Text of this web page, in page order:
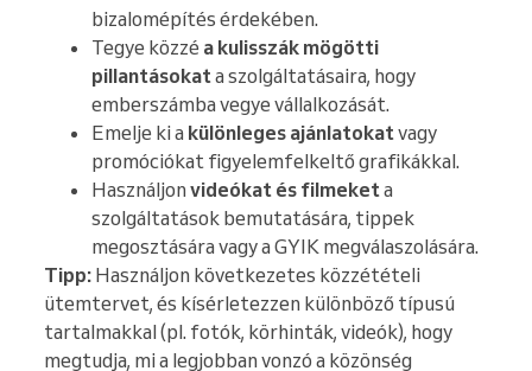
bizalomépítés érdekében.
Tegye közzé a kulisszák mögötti
pillantásokata szolgáltatásaira, hogy
emberszámba vegye vállalkozását.
Emelje ki a különleges ajánlatokatvagy
promóciókat figyelemfelkeltő grafikákkal.
Használjonvideókat és filmeketa
szolgáltatások bemutatására, tippek
megosztására vagy a GYIK megválaszolására.
Tipp:Használjon következetes közzétételi
ütemtervet, és kísérletezzen különböző típusú
tartalmakkal (pl. fotók, körhinták, videók), hogy
megtudja, mi a legjobban vonzó a közönség